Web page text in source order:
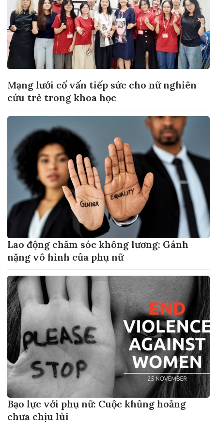
Mạng lưới cố vấn tiếp sức cho nữ nghiên
cứu trẻ trong khoa học
Lao động chăm sóc không lương: Gánh
nặng vô hình của phụ nữ
Bạo lực với phụ nữ: Cuộc khủng hoảng
chưa chịu lùi